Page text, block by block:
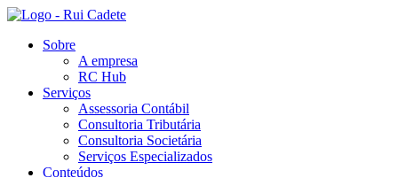
Sobre
A empresa
RC Hub
Serviços
Assessoria Contábil
Consultoria Tributária
Consultoria Societária
Serviços Especializados
Conteúdos